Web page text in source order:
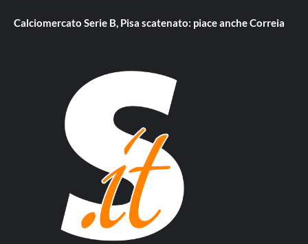
Calciomercato Serie B, Pisa scatenato: piace anche Correia